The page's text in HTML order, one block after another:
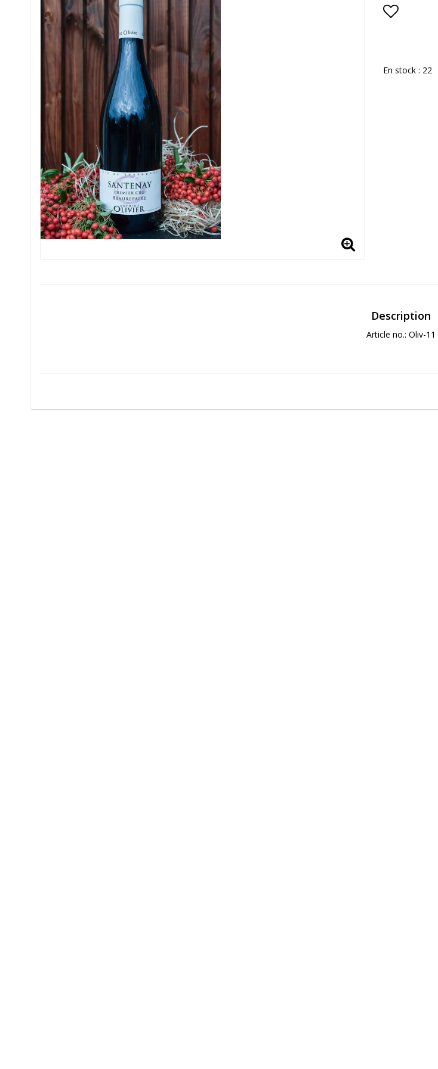
En stock : 22
Description
Article no.: Oliv-11